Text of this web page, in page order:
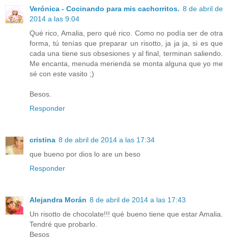
Verónica - Cocinando para mis cachorritos. 8 de abril de
2014 a las 9:04
Qué rico, Amalia, pero qué rico. Como no podía ser de otra
forma, tú tenías que preparar un risotto, ja ja ja, si es que
cada una tiene sus obsesiones y al final, terminan saliendo.
Me encanta, menuda merienda se monta alguna que yo me
sé con este vasito ;)
Besos.
Responder
cristina 8 de abril de 2014 a las 17:34
que bueno por dios lo are un beso
Responder
Alejandra Morán 8 de abril de 2014 a las 17:43
Un risotto de chocolate!!! qué bueno tiene que estar Amalia.
Tendré que probarlo.
Besos